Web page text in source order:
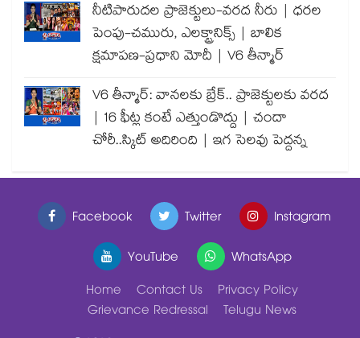
నీటిపారుదల ప్రాజెక్టులు-వరద నీరు | ధరల
పెంపు-చమురు, ఎలక్ట్రానిక్స్ | బాలిక
క్షమాపణ-ప్రధాని మోదీ | V6 తీన్మార్
V6 తీన్మార్: వానలకు బ్రేక్.. ప్రాజెక్టులకు వరద
| 16 ఫీట్ల కంటే ఎత్తుండొద్దు | చందా
చోరీ..స్కిట్ అదిరింది | ఇగ సెలవు పెద్దన్న
Facebook Twitter
Instagram
YouTube
WhatsApp
Home
Contact Us
Privacy Policy
Grievance Redressal
Telugu News